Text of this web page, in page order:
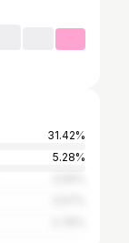
31.42%
5.28%